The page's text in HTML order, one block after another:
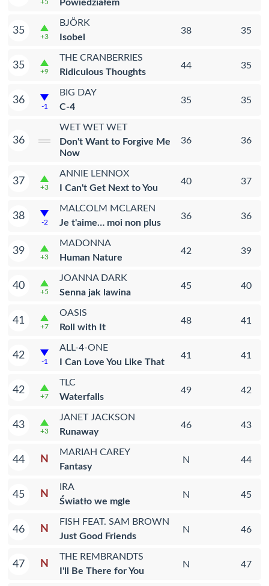
+5 Powiedziałem
35
+3
BJÖRK
Isobel
38 35
35
+9
THE CRANBERRIES
Ridiculous Thoughts
44 35
36
-1
BIG DAY
C-4
35 35
36
WET WET WET
Don't Want to Forgive Me
Now
36 36
37
+3
ANNIE LENNOX
I Can't Get Next to You
40 37
38
-2
MALCOLM MCLAREN
Je t'aime… moi non plus
36 36
39
+3
MADONNA
Human Nature
42 39
40
+5
JOANNA DARK
Senna jak lawina
45 40
41
+7
OASIS
Roll with It
48 41
42
-1
ALL-4-ONE
I Can Love You Like That
41 41
42
+7
TLC
Waterfalls
49 42
43
+3
JANET JACKSON
Runaway
46 43
44 N
MARIAH CAREY
Fantasy
N 44
45 N
IRA
Światło we mgle
N 45
46 N
FISH FEAT. SAM BROWN
Just Good Friends
N 46
47 N
THE REMBRANDTS
I'll Be There for You
N 47